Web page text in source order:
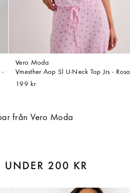
-
Vero Moda
Vmesther Aop Sl U-Neck Top Jrs - Rosa
199 kr
från Vero Moda
UNDER 200 KR